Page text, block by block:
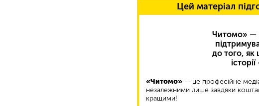
Цей матеріал
Читомо» —
до того, як
«Читомо» — це професійне
незалежними лише завдяки
кращими!